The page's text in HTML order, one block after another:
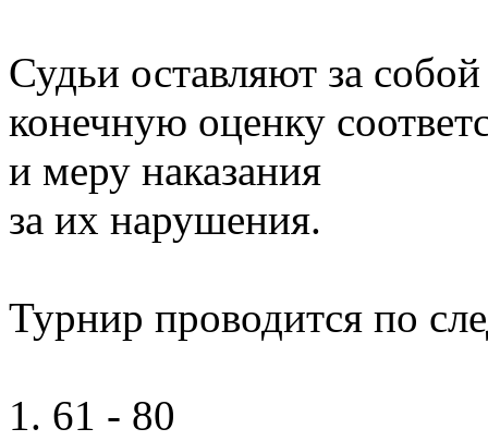
Судьи оставляют за
конечную оценку
и меру наказания
за их нарушения.
Турнир проводится по
1. 61 - 80